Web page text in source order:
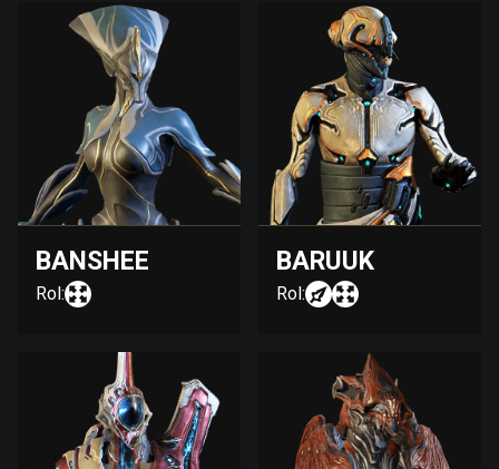
BANSHEE
Rol:
BARUUK
Rol: